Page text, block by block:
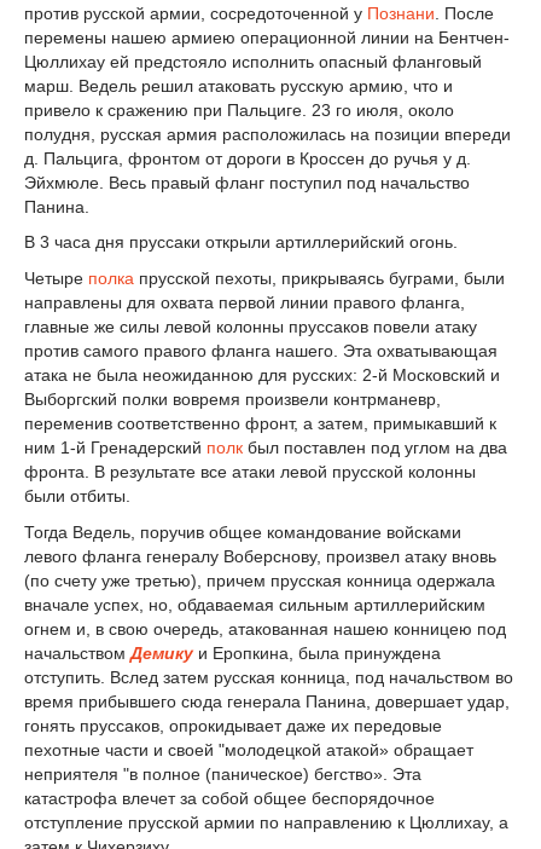
против русской армии, сосредоточенной у Познани . После
перемены нашею армиею операционной линии на Бентчен-
Цюллихау ей предстояло исполнить опасный фланговый
марш. Ведель решил атаковать русскую армию, что и
привело к сражению при Пальциге. 23 го июля, около
полудня, русская армия расположилась на позиции впереди
д. Пальцига, фронтом от дороги в Кроссен до ручья у д.
Эйхмюле. Весь правый фланг поступил под начальство
Панина.
В 3 часа дня пруссаки открыли артиллерийский огонь.
Четыре полка прусской пехоты, прикрываясь буграми, были
направлены для охвата первой линии правого фланга,
главные же силы левой колонны пруссаков повели атаку
против самого правого фланга нашего. Эта охватывающая
атака не была неожиданною для русских: 2-й Московский и
Выборгский полки вовремя произвели контрманевр,
переменив соответственно фронт, а затем, примыкавший к
ним 1-й Гренадерский полк был поставлен под углом на два
фронта. В результате все атаки левой прусской колонны
были отбиты.
Тогда Ведель, поручив общее командование войсками
левого фланга генералу Воберснову, произвел атаку вновь
(по счету уже третью), причем прусская конница одержала
вначале успех, но, обдаваемая сильным артиллерийским
огнем и, в свою очередь, атакованная нашею конницею под
начальствомДемику и Еропкина, была принуждена
отступить. Вслед затем русская конница, под начальством во
время прибывшего сюда генерала Панина, довершает удар,
гонять пруссаков, опрокидывает даже их передовые
пехотные части и своей "молодецкой атакой» обращает
неприятеля "в полное (паническое) бегство». Эта
катастрофа влечет за собой общее беспорядочное
отступление прусской армии по направлению к Цюллихау, а